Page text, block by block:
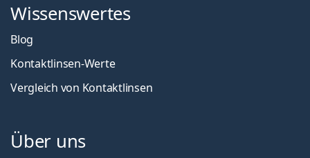
Wissenswertes
Blog
Kontaktlinsen-Werte
Vergleich von Kontaktlinsen
Über uns